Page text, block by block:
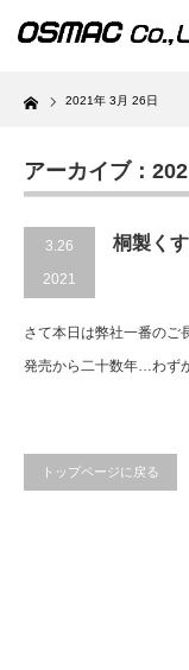
Home 2021年 3月 26日
アーカイブ：
3.26
2021
桐製く
さて本日は弊社一番の
発売から二十数年…わず
トップページに戻る